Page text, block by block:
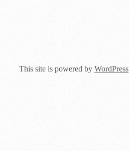
This site is powered by WordPress